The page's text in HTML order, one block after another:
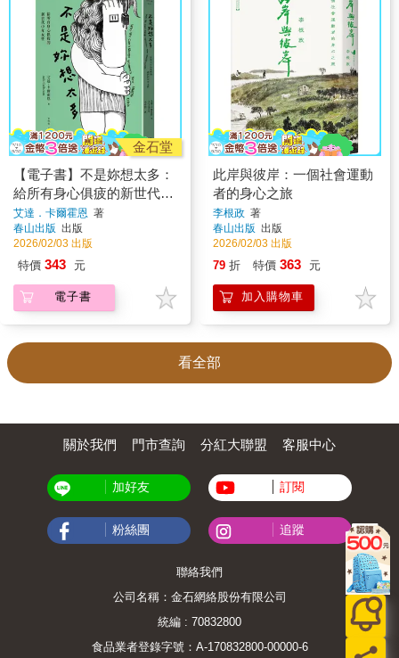
金石堂
【電子書】不是妳想太多：
給所有身心俱疲的新世代中
年女性
艾達．卡爾霍恩 著
春山出版 出版
2026/02/03 出版
特價 343 元
電子書
此岸與彼岸：一個社會運動
者的身心之旅
李根政 著
春山出版 出版
2026/02/03 出版
79 折 特價 363 元
加入購物車
看全部
關於我們 門市查詢 分紅大聯盟 客服中心
加好友 訂閱
粉絲團 追蹤
聯絡我們
公司名稱：金石網絡股份有限公司
統編 : 70832800
食品業者登錄字號：A-170832800-00000-6